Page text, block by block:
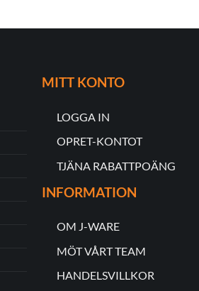
MITT KONTO
LOGGA IN
OPRET-KONTOT
TJÄNA RABATTPOÄNG
INFORMATION
OM J-WARE
MÖT VÅRT TEAM
HANDELSVILLKOR